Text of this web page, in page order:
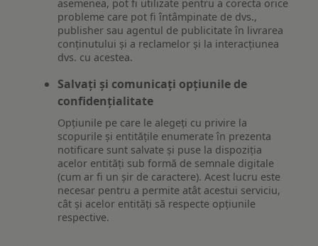
asemenea, pot fi utilizate pentru a corecta orice
probleme care pot fi întâmpinate de dvs.,
publisher sau agentul de publicitate în livrarea
conținutului și a reclamelor și la interacțiunea
dvs. cu acestea.
Salvați și comunicați opțiunile de
confidențialitate
Opțiunile pe care le alegeți cu privire la
scopurile și entitățile enumerate în prezenta
notificare sunt salvate și puse la dispoziția
acelor entități sub formă de semnale digitale
(cum ar fi un șir de caractere). Acest lucru este
necesar pentru a permite atât acestui serviciu,
cât și acelor entități să respecte opțiunile
respective.